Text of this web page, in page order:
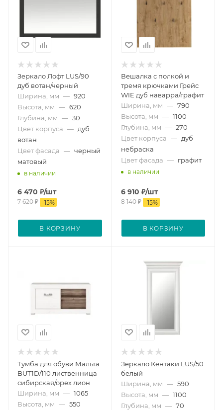
Зеркало Лофт LUS/90
дуб вотан/черный
Ширина, мм — 920
Высота, мм — 620
Глубина, мм — 30
Цвет корпуса — дуб
вотан
Цвет фасада — черный
матовый
в наличии
6 470 ₽/шт
7 620₽ -15%
В КОРЗИНУ
Вешалка с полкой и
тремя крючками Грейс
WIE дуб наварра/графит
Ширина, мм — 790
Высота, мм — 1100
Глубина, мм — 270
Цвет корпуса — дуб
небраска
Цвет фасада — графит
в наличии
6 910 ₽/шт
8 140₽ -15%
В КОРЗИНУ
Тумба для обуви Мальта
BUT1D/110 лиственница
сибирская/орех лион
Ширина, мм — 1065
Высота, мм — 550
Зеркало Кентаки LUS/50
белый
Ширина, мм — 590
Высота, мм — 1100
Глубина, мм — 70